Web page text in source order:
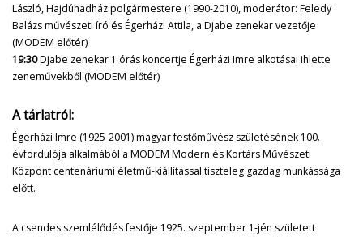
László, Hajdúhadház polgármestere (1990-2010), moderátor: Feledy
Balázs művészeti író és Égerházi Attila, a Djabe zenekar vezetője
(MODEM előtér)
19:30Djabe zenekar 1 órás koncertje Égerházi Imre alkotásai ihlette
zeneművekből (MODEM előtér)
A tárlatról:
Égerházi Imre (1925-2001) magyar festőművész születésének 100.
évfordulója alkalmából a MODEM Modern és Kortárs Művészeti
Központ centenáriumi életmű-kiállítással tiszteleg gazdag munkássága
előtt.
A csendes szemlélődés festője 1925. szeptember 1-jén született